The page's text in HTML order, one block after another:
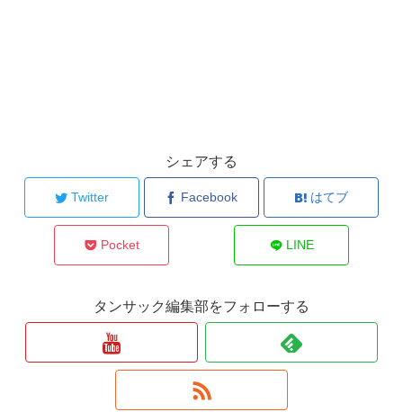
シェアする
Twitter Facebook はてブ
Pocket LINE
タンサック編集部をフォローする